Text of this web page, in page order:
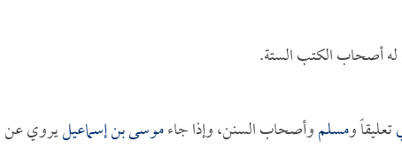
أصحاب الكتب الستة.
تعليقاً ومسلموأصحاب السنن، وإذا جاءموسى بن إسماعيليروي عن